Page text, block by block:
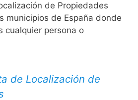
de Propiedades
municipios de España donde
cualquier persona o
de Localización de